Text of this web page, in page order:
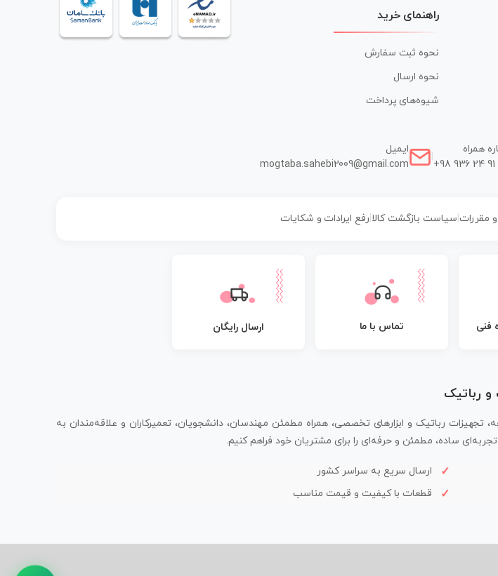
راهنمای خرید
نحوه ثبت سفارش
نحوه ارسال
شیوه‌های پرداخت
همراه
+98 936 24 91
ایمیل
mogtaba.sahebi2009@gmail.com
مقررات سیاست بازگشت کالا رفع ایرادات و شکایات
فنی تماس با ما ارسال رایگان
و رباتیک
تجهیزات رباتیک و ابزارهای تخصصی، همراه مطمئن مهندسان، دانشجویان، تعمیرکاران و علاقه‌مندان به
ساده، مطمئن و حرفه‌ای را برای مشتریان خود فراهم کنیم.
ارسال سریع به سراسر کشور
قطعات با کیفیت و قیمت مناسب